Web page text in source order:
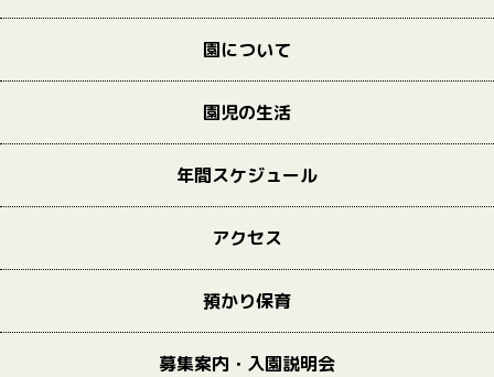
園について
園児の生活
年間スケジュール
アクセス
預かり保育
募集案内・入園説明会